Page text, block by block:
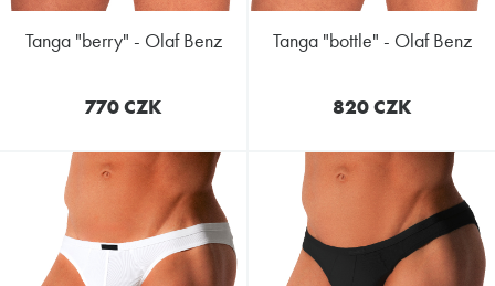
tanga "berry" - Olaf Benz
770 CZK
tanga "bottle" - Olaf Benz
820 CZK